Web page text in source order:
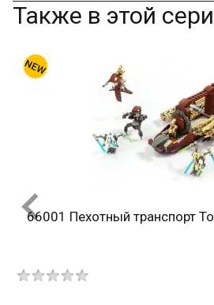
Также в этой
66001 Пехотный транспорт